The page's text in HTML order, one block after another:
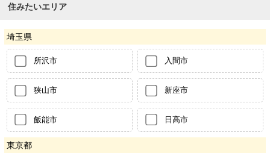
住みたいエリア
埼玉県
所沢市 入間市
狭山市 新座市
飯能市 日高市
東京都